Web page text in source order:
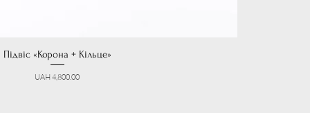
Підвіс «Корона + Кільце»
Price
UAH 4,800.00